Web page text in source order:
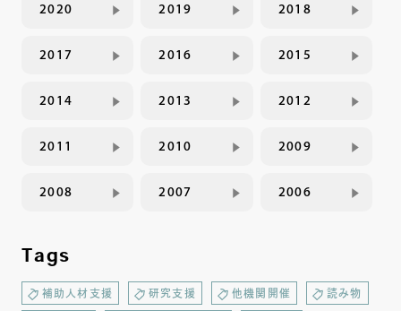
2020 2019 2018
2017 2016 2015
2014 2013 2012
2011 2010 2009
2008 2007 2006
Tags
補助人材支援 研究支援 他機関開催 読み物